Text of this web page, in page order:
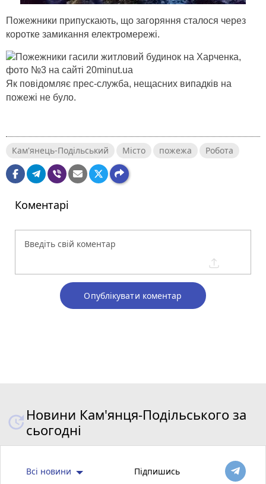
Пожежники припускають, що загоряння сталося через
коротке замикання електромережі.
Як повідомляє прес-служба, нещасних випадків на
пожежі не було.
Кам'янець-Подільський Місто пожежа Робота
Коментарі
Опублікувати коментар
Новини Кам'янця-Подільського за
сьогодні
Всі новини Підпишись